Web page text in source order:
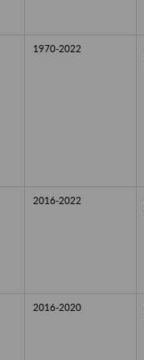
1970-2022
2016-2022
2016-2020